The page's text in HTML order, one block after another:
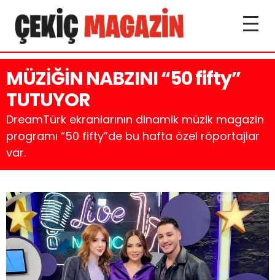
MÜZİĞİN NABZINI “50 fifty”
TUTUYOR
DreamTürk ekranlarının dinamik müzik magazin
programı “50 fifty”de bu hafta özel röportajlar
var.